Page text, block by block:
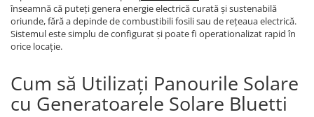
înseamnă că puteți genera energie electrică curată și sustenabilă
oriunde, fără a depinde de combustibili fosili sau de rețeaua electrică.
Sistemul este simplu de configurat și poate fi operationalizat rapid în
orice locație.
Cum să Utilizați Panourile Solare
cu Generatoarele Solare Bluetti